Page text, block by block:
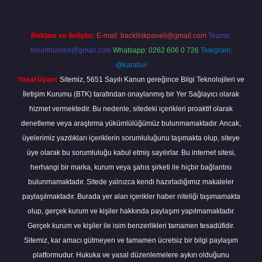
Reklam ve İletişim: E-mail: backlinkpaneli@gmail.com Teams:
forumhizmeti@gmail.com Whatsapp: 0262 606 0 726 Telegram:
@karabul
Yasal Uyarı: Sitemiz, 5651 Sayılı Kanun gereğince Bilgi Teknolojileri ve
İletişim Kurumu (BTK) tarafından onaylanmış bir Yer Sağlayıcı olarak
hizmet vermektedir. Bu nedenle, sitedeki içerikleri proaktif olarak
denetleme veya araştırma yükümlülüğümüz bulunmamaktadır. Ancak,
üyelerimiz yazdıkları içeriklerin sorumluluğunu taşımakta olup, siteye
üye olarak bu sorumluluğu kabul etmiş sayılırlar. Bu internet sitesi,
herhangi bir marka, kurum veya şahıs şirketi ile hiçbir bağlantısı
bulunmamaktadır. Sitede yalnızca kendi hazırladığımız makaleler
paylaşılmaktadır. Burada yer alan içerikler haber niteliği taşımamakta
olup, gerçek kurum ve kişiler hakkında paylaşım yapılmamaktadır.
Gerçek kurum ve kişiler ile isim benzerlikleri tamamen tesadüfidir.
Sitemiz, kar amacı gütmeyen ve tamamen ücretsiz bir bilgi paylaşım
platformudur. Hukuka ve yasal düzenlemelere aykırı olduğunu